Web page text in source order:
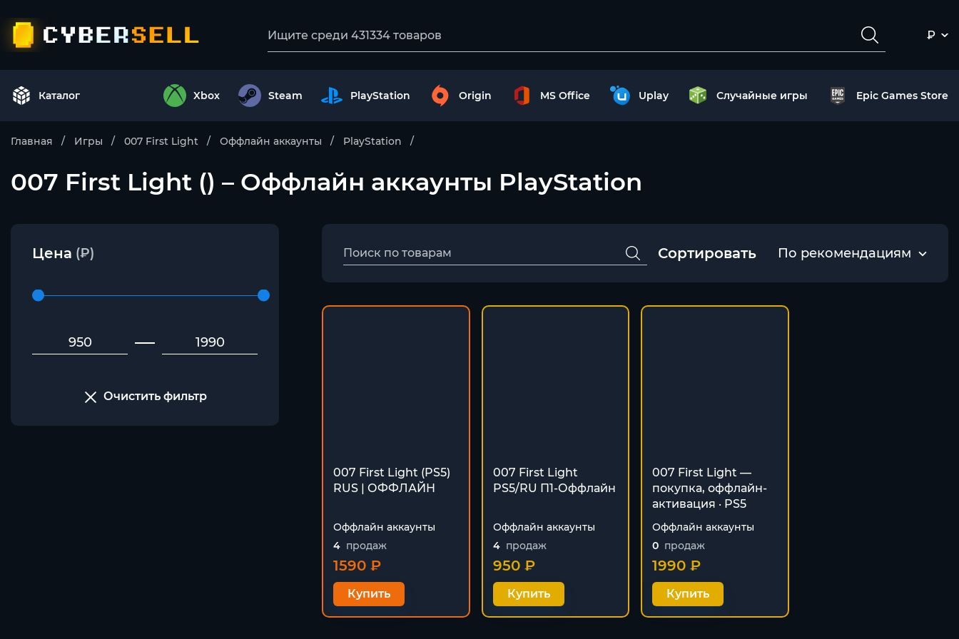
₽
Каталог Xbox Steam PlayStation Origin MS Office Uplay Случайные игры Epic Games Store
Главная Игры 007 First Light Оффлайн аккаунты PlayStation
007 First Light () – Оффлайн аккаунты PlayStation
Цена (₽)
Очистить фильтр
Сортировать По рекомендациям
007 First Light (PS5)
RUS | ОФФЛАЙН
Оффлайн аккаунты
4 продаж
1590 ₽
Купить
007 First Light
PS5/RU П1-Оффлайн
Оффлайн аккаунты
4 продаж
950 ₽
Купить
007 First Light —
покупка, оффлайн-
активация · PS5
Оффлайн аккаунты
0 продаж
1990 ₽
Купить